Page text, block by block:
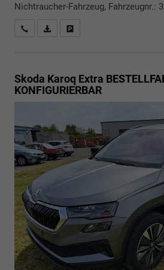
Nichtraucher-Fahrzeug, Fahrzeugnr.:
Rückrufbitte absenden
PDF-Datei, Fahrzeugexposé drucken
Skoda Karoq Extra
KONFIGURIERBAR